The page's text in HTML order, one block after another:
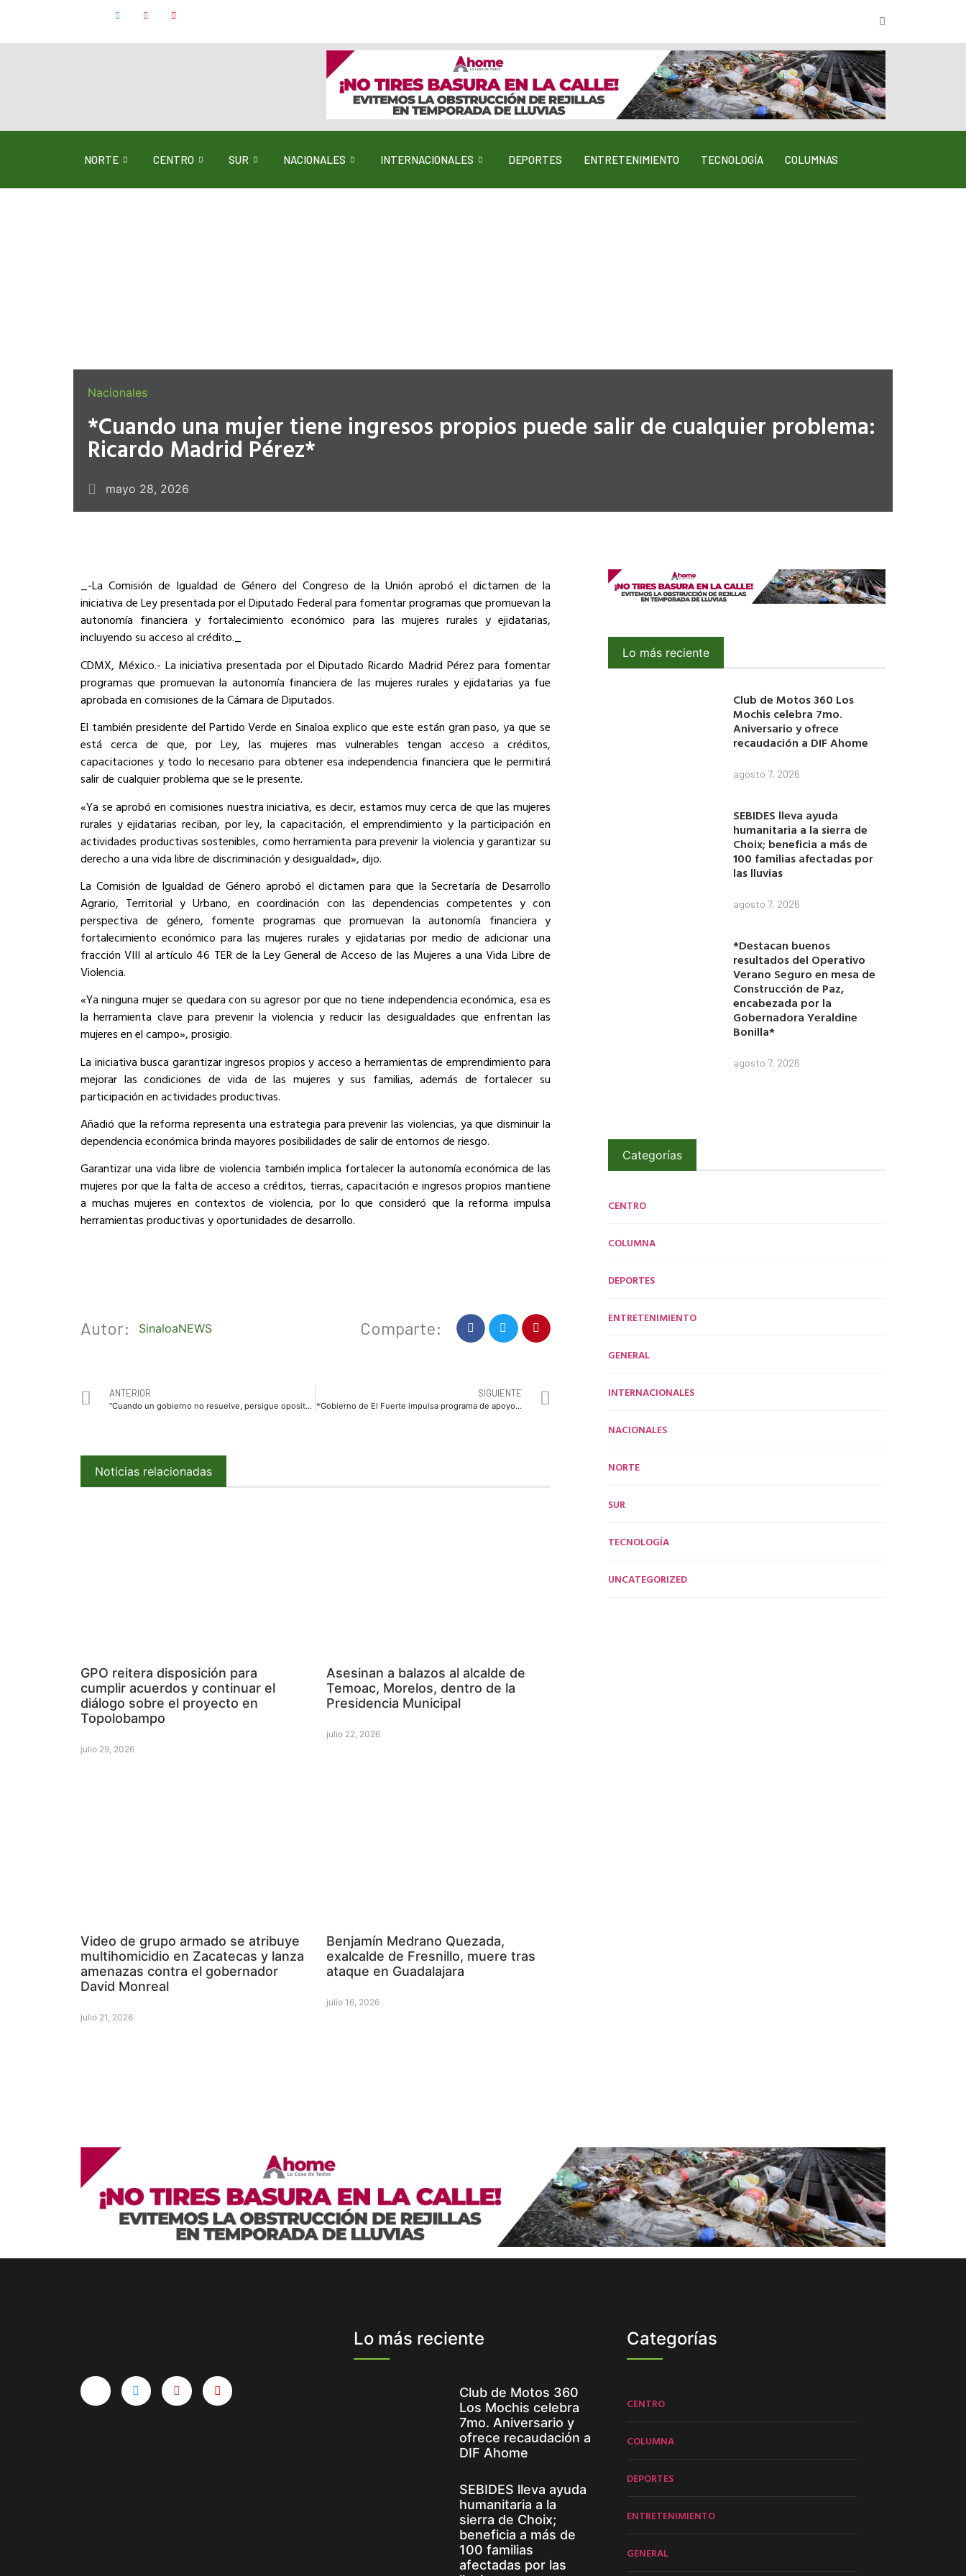
NORTE CENTRO SUR NACIONALES INTERNACIONALES DEPORTES ENTRETENIMIENTO TECNOLOGÍA COLUMNAS
Nacionales
*Cuando una mujer tiene ingresos propios puede salir de cualquier problema:
Ricardo Madrid Pérez*
mayo 28, 2026
_-La Comisión de Igualdad de Género del Congreso de la Unión aprobó el dictamen de la
iniciativa de Ley presentada por el Diputado Federal para fomentar programas que promuevan la
autonomía financiera y fortalecimiento económico para las mujeres rurales y ejidatarias,
incluyendo su acceso al crédito._
CDMX, México.- La iniciativa presentada por el Diputado Ricardo Madrid Pérez para fomentar
programas que promuevan la autonomía financiera de las mujeres rurales y ejidatarias ya fue
aprobada en comisiones de la Cámara de Diputados.
El también presidente del Partido Verde en Sinaloa explico que este están gran paso, ya que se
está cerca de que, por Ley, las mujeres mas vulnerables tengan acceso a créditos,
capacitaciones y todo lo necesario para obtener esa independencia financiera que le permitirá
salir de cualquier problema que se le presente.
«Ya se aprobó en comisiones nuestra iniciativa, es decir, estamos muy cerca de que las mujeres
rurales y ejidatarias reciban, por ley, la capacitación, el emprendimiento y la participación en
actividades productivas sostenibles, como herramienta para prevenir la violencia y garantizar su
derecho a una vida libre de discriminación y desigualdad», dijo.
La Comisión de Igualdad de Género aprobó el dictamen para que la Secretaría de Desarrollo
Agrario, Territorial y Urbano, en coordinación con las dependencias competentes y con
perspectiva de género, fomente programas que promuevan la autonomía financiera y
fortalecimiento económico para las mujeres rurales y ejidatarias por medio de adicionar una
fracción VIII al artículo 46 TER de la Ley General de Acceso de las Mujeres a una Vida Libre de
Violencia.
«Ya ninguna mujer se quedara con su agresor por que no tiene independencia económica, esa es
la herramienta clave para prevenir la violencia y reducir las desigualdades que enfrentan las
mujeres en el campo», prosigio.
La iniciativa busca garantizar ingresos propios y acceso a herramientas de emprendimiento para
mejorar las condiciones de vida de las mujeres y sus familias, además de fortalecer su
participación en actividades productivas.
Añadió que la reforma representa una estrategia para prevenir las violencias, ya que disminuir la
dependencia económica brinda mayores posibilidades de salir de entornos de riesgo.
Garantizar una vida libre de violencia también implica fortalecer la autonomía económica de las
mujeres por que la falta de acceso a créditos, tierras, capacitación e ingresos propios mantiene
a muchas mujeres en contextos de violencia, por lo que consideró que la reforma impulsa
herramientas productivas y oportunidades de desarrollo.
Autor: SinaloaNEWS Comparte:
ANTERIOR
“Cuando un gobierno no resuelve, persigue opositores”: PRI arremete contra Morena
SIGUIENTE
*Gobierno de El Fuerte impulsa programa de apoyo para el almacenamiento de agua en los hogares.*
Noticias relacionadas
GPO reitera disposición para
cumplir acuerdos y continuar el
diálogo sobre el proyecto en
Topolobampo
julio 29, 2026
Asesinan a balazos al alcalde de
Temoac, Morelos, dentro de la
Presidencia Municipal
julio 22, 2026
Video de grupo armado se atribuye
multihomicidio en Zacatecas y lanza
amenazas contra el gobernador
David Monreal
julio 21, 2026
Benjamín Medrano Quezada,
exalcalde de Fresnillo, muere tras
ataque en Guadalajara
julio 16, 2026
Lo más reciente
Club de Motos 360 Los
Mochis celebra 7mo.
Aniversario y ofrece
recaudación a DIF Ahome
agosto 7, 2026
SEBIDES lleva ayuda
humanitaria a la sierra de
Choix; beneficia a más de
100 familias afectadas por
las lluvias
agosto 7, 2026
*Destacan buenos
resultados del Operativo
Verano Seguro en mesa de
Construcción de Paz,
encabezada por la
Gobernadora Yeraldine
Bonilla*
agosto 7, 2026
Categorías
CENTRO
COLUMNA
DEPORTES
ENTRETENIMIENTO
GENERAL
INTERNACIONALES
NACIONALES
NORTE
SUR
TECNOLOGÍA
UNCATEGORIZED
Lo más reciente
Club de Motos 360
Los Mochis celebra
7mo. Aniversario y
ofrece recaudación a
DIF Ahome
SEBIDES lleva ayuda
humanitaria a la
sierra de Choix;
beneficia a más de
100 familias
afectadas por las
Categorías
CENTRO
COLUMNA
DEPORTES
ENTRETENIMIENTO
GENERAL